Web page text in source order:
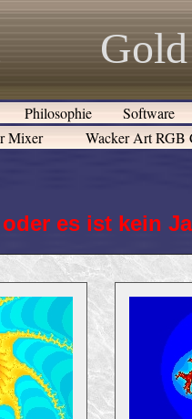
Philosophie Software
Mixer Wacker Art RGB
es ist kein